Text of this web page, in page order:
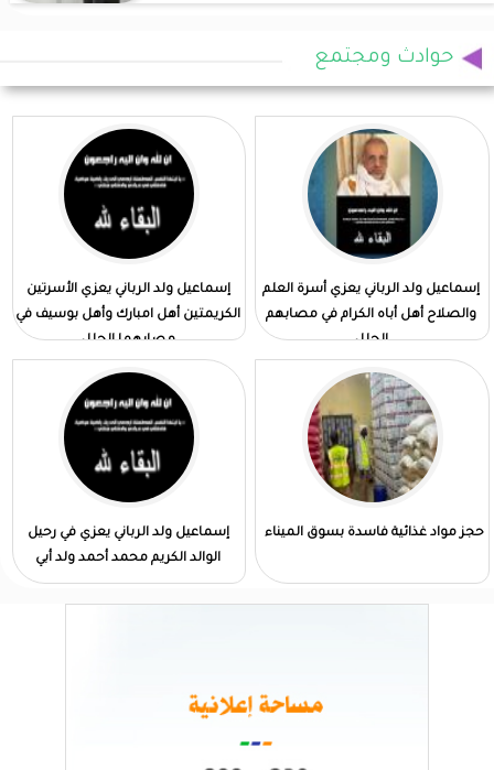
حوادث ومجتمع
إسماعيل ولد الرباني يعزي أسرة العلم
والصلاح أهل أباه الكرام في مصابهم
الجلل
إسماعيل ولد الرباني يعزي الأسرتين
الكريمتين أهل امبارك وأهل بوسيف في
مصابهما الجلل
حجز مواد غذائية فاسدة بسوق الميناء
إسماعيل ولد الرباني يعزي في رحيل
الوالد الكريم محمد أحمد ولد أبي